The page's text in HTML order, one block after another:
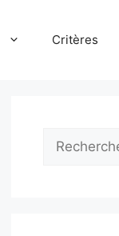
Critères